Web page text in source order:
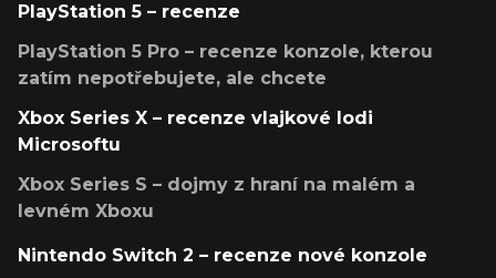
PlayStation 5 – recenze
PlayStation 5 Pro – recenze konzole, kterou
zatím nepotřebujete, ale chcete
Xbox Series X – recenze vlajkové lodi
Microsoftu
Xbox Series S – dojmy z hraní na malém a
levném Xboxu
Nintendo Switch 2 – recenze nové konzole